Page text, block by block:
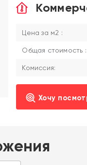
Цена за м2 :
Общая стоимость :
Комиссия:
Хочу